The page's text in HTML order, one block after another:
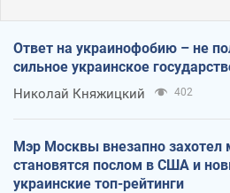
Ответ на украинофобию – не
сильное украинское
Николай Княжицкий 402
Мэр Москвы внезапно захотел
становятся послом в США и
украинские топ-рейтинги